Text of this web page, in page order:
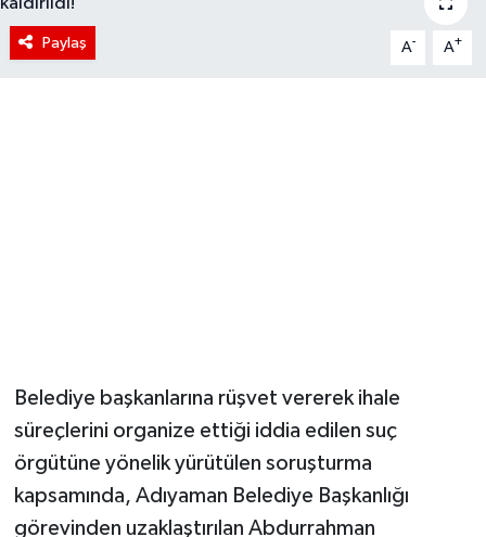
Paylaş A- A+
Belediye başkanlarına rüşvet vererek ihale
süreçlerini organize ettiği iddia edilen suç
örgütüne yönelik yürütülen soruşturma
kapsamında, Adıyaman Belediye Başkanlığı
görevinden uzaklaştırılan Abdurrahman